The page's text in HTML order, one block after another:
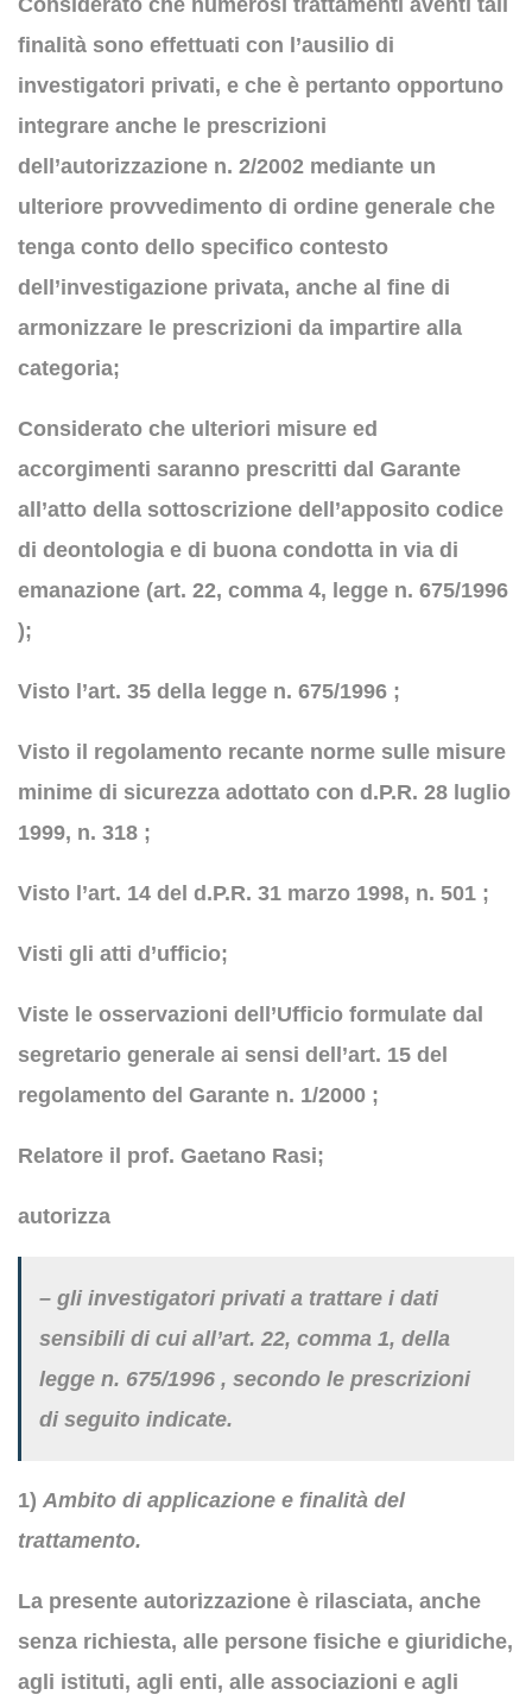
Considerato che numerosi trattamenti aventi tali
finalità sono effettuati con l’ausilio di
investigatori privati, e che è pertanto opportuno
integrare anche le prescrizioni
dell’autorizzazione n. 2/2002 mediante un
ulteriore provvedimento di ordine generale che
tenga conto dello specifico contesto
dell’investigazione privata, anche al fine di
armonizzare le prescrizioni da impartire alla
categoria;
Considerato che ulteriori misure ed
accorgimenti saranno prescritti dal Garante
all’atto della sottoscrizione dell’apposito codice
di deontologia e di buona condotta in via di
emanazione (art. 22, comma 4, legge n. 675/1996
);
Visto l’art. 35 della legge n. 675/1996 ;
Visto il regolamento recante norme sulle misure
minime di sicurezza adottato con d.P.R. 28 luglio
1999, n. 318 ;
Visto l’art. 14 del d.P.R. 31 marzo 1998, n. 501 ;
Visti gli atti d’ufficio;
Viste le osservazioni dell’Ufficio formulate dal
segretario generale ai sensi dell’art. 15 del
regolamento del Garante n. 1/2000 ;
Relatore il prof. Gaetano Rasi;
autorizza
– gli investigatori privati a trattare i dati
sensibili di cui all’art. 22, comma 1, della
legge n. 675/1996 , secondo le prescrizioni
di seguito indicate.
1) Ambito di applicazione e finalità del
trattamento.
La presente autorizzazione è rilasciata, anche
senza richiesta, alle persone fisiche e giuridiche,
agli istituti, agli enti, alle associazioni e agli